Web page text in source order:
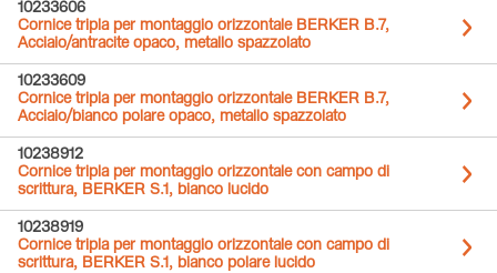
10233606
Cornice tripla per montaggio orizzontale BERKER B.7,
Acciaio/antracite opaco, metallo spazzolato
10233609
Cornice tripla per montaggio orizzontale BERKER B.7,
Acciaio/bianco polare opaco, metallo spazzolato
10238912
Cornice tripla per montaggio orizzontale con campo di
scrittura, BERKER S.1, bianco lucido
10238919
Cornice tripla per montaggio orizzontale con campo di
scrittura, BERKER S.1, bianco polare lucido